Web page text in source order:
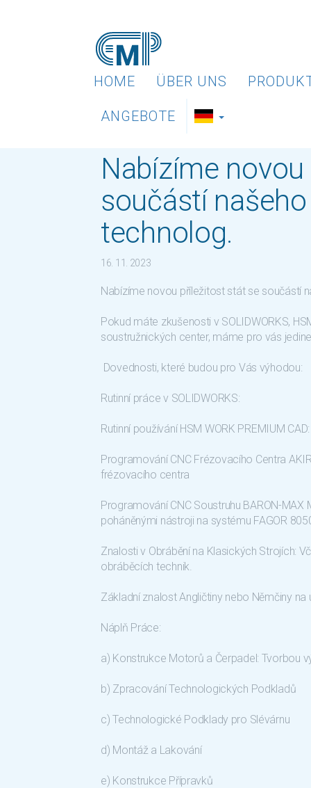
HOME ÜBER UNS
ANGEBOTE
Nabízíme
součástí
technolog.
16. 11. 2023
Nabízíme novou příležitost stát se součástí
Pokud máte zkušenosti v SOLIDWORKS,
soustružnických center, máme pro vás
Dovednosti, které budou pro Vás výhodou:
Rutinní práce v SOLIDWORKS:
Rutinní používání HSM WORK PREMIUM
Programování CNC Frézovacího Centra
frézovacího centra
Programování CNC Soustruhu BARON-
poháněnými nástroji na systému FAGOR
Znalosti v Obrábění na Klasických Strojích:
obráběcích technik.
Základní znalost Angličtiny nebo Němčiny na
Náplň Práce:
a) Konstrukce Motorů a Čerpadel: Tvorbou
b) Zpracování Technologických Podkladů
c) Technologické Podklady pro Slévárnu
d) Montáž a Lakování
e) Konstrukce Přípravků